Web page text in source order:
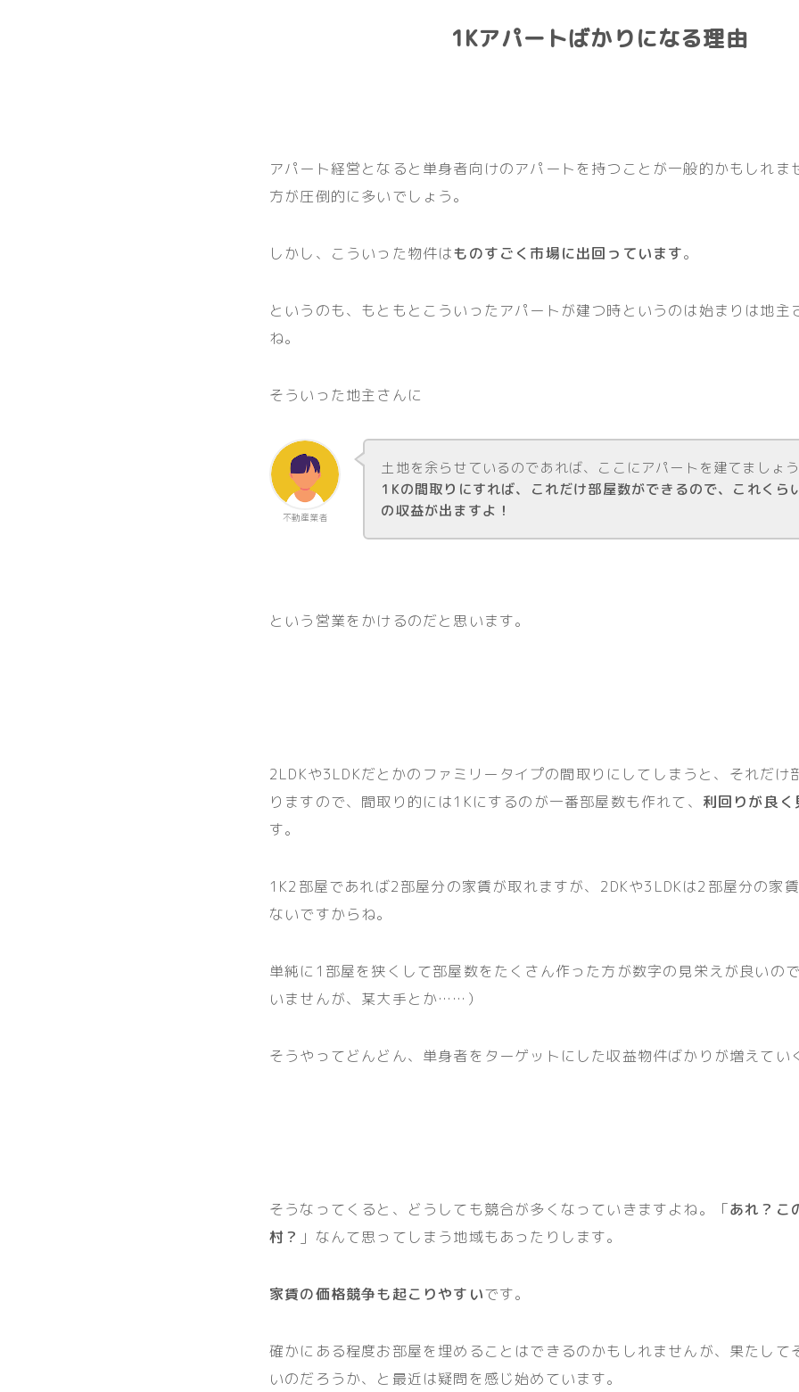
1Kアパートばかりになる理由
アパート経営となると単身者向けのアパートを持つことが一般的かもしれま
方が圧倒的に多いでしょう。
しかし、こういった物件はものすごく市場に出回っています。
というのも、もともとこういったアパートが建つ時というのは始まりは地主
ね。
そういった地主さんに
不動産業者
土地を余らせているのであれば、ここにアパートを建てましょう
1Kの間取りにすれば、これだけ部屋数ができるので、これくら
の収益が出ますよ！
という営業をかけるのだと思います。
2LDKや3LDKだとかのファミリータイプの間取りにしてしまうと、それだけ
りますので、間取り的には1Kにするのが一番部屋数も作れて、 利回りが良く
す。
1K2部屋であれば2部屋分の家賃が取れますが、2DKや3LDKは2部屋分の家
ないですからね。
単純に1部屋を狭くして部屋数をたくさん作った方が数字の見栄えが良いの
いませんが、某大手とか……）
そうやってどんどん、単身者をターゲットにした収益物件ばかりが増えてい
そうなってくると、どうしても競合が多くなっていきますよね。「あれ？こ
村？ 」なんて思ってしまう地域もあったりします。
家賃の価格競争も起こりやすいです。
確かにある程度お部屋を埋めることはできるのかもしれませんが、果たして
いのだろうか、と最近は疑問を感じ始めています。